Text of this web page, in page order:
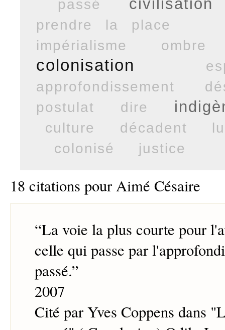
passé
prendre la place
impérialisme
ombre
colonisation
approfondissement
postulat
dire
culture décadent
colonisé
justice
18 citations pour Aimé Césaire
“La voie la plus courte pour
celle qui passe par
passé.”
2007
Cité par Yves Coppens dans